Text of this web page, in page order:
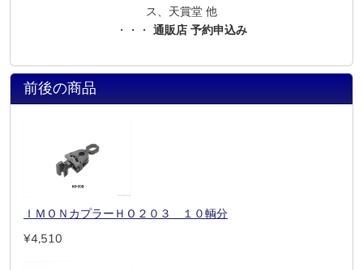
ス、天賞堂 他
・・・ 通販店 予約申込み
前後の商品
ＩＭＯＮカプラーＨＯ２０３ １０輌分
¥4,510